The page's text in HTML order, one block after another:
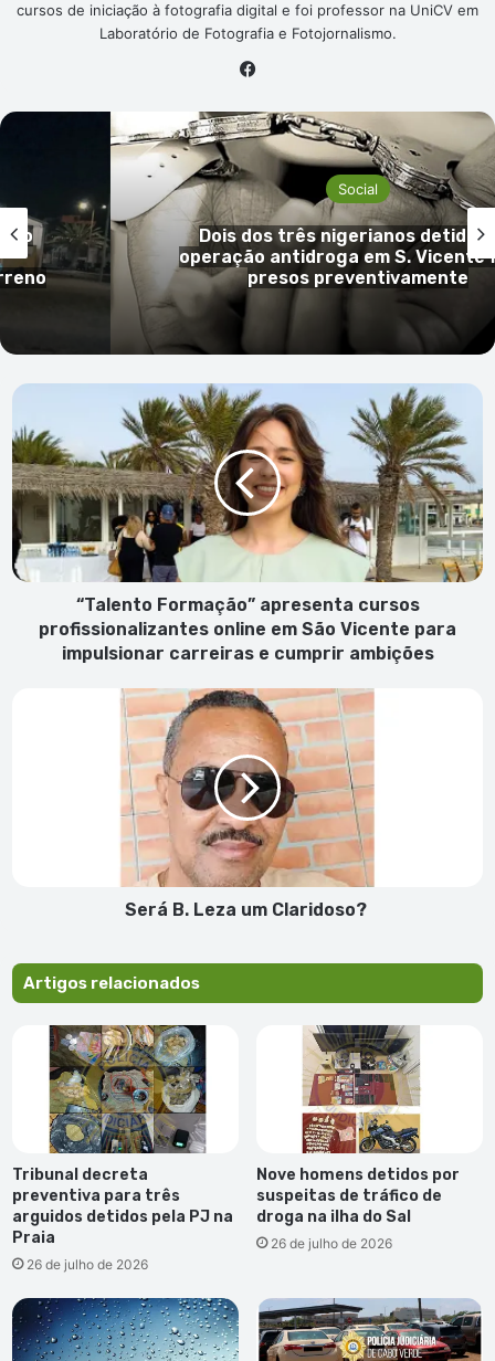
cursos de iniciação à fotografia digital e foi professor na UniCV em
Laboratório de Fotografia e Fotojornalismo.
Social
Mulher de 66 anos em prisão
por tráfico de droga na cidade da
“Talento
apresenta
cursos
profissionalizantes
online
em
São
Vicente
impulsionar
carreiras
“Talento Formação” apresenta cursos
profissionalizantes online em São Vicente para
impulsionar carreiras e cumprir ambições
Será B. Leza um Claridoso?
Artigos relacionados
Tribunal decreta
preventiva para três
arguidos detidos pela PJ na
Praia
26 de julho de 2026
Nove homens detidos por
suspeitas de tráfico de
droga na ilha do Sal
26 de julho de 2026